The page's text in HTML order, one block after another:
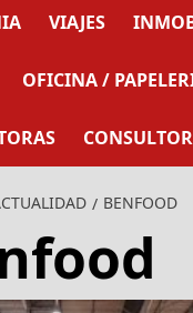
VIAJES
OFICINA /
BENFOOD